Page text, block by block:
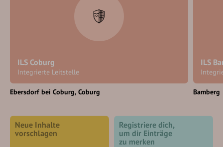
ILS Coburg
Integrierte Leitstelle
Ebersdorf bei Coburg Coburg
ILS
Bamberg
Neue Inhalte
vorschlagen
Registriere dich,
um dir Einträge
zu merken